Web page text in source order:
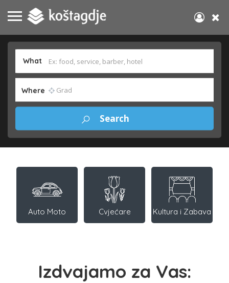
What
Where
Auto Moto Cvjećare Kultura i Zabava
Izdvajamo za Vas: